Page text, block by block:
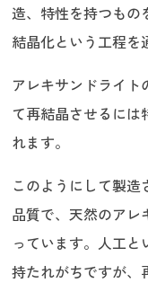
造、特性を持つもの
結晶化という工程を
アレキサンドライ
て再結晶させるには
れます。
このようにして製
品質で、天然のア
っています。人工
持たれがちですが、